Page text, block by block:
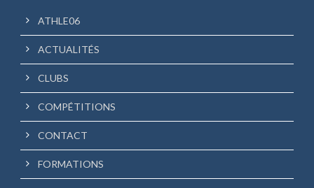
ATHLE06
ACTUALITÉS
CLUBS
COMPÉTITIONS
CONTACT
FORMATIONS